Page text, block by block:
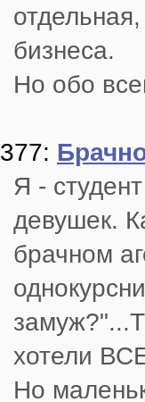
бизнеса.
Но обо
377:
Я -
девушек.
брачном
хотели
Но